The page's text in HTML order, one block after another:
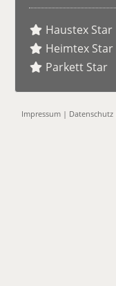
Haustex Star
Heimtex Star
Parkett Star
Impressum | Datenschutz